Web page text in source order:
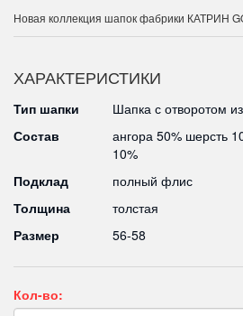
Новая коллекция шапок фабрики КАТРИН
ХАРАКТЕРИСТИКИ
Тип шапки
Шапка с отворотом
Состав
ангора 50% шерсть
10%
Подклад
полный флис
Толщина
толстая
Размер
56-58
Кол-во: